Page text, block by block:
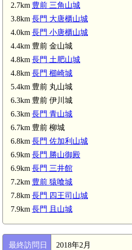
豊前 柳城(6.7km)
2.7km 豊前 三角山城
3.8km 長門 大唐櫃山城
4.0km 長門 小唐櫃山城
4.4km 豊前 金山城
4.8km 長門 土肥山城
4.8km 長門 櫛崎城
5.4km 豊前 丸山城
6.3km 豊前 伊川城
6.3km 長門 青山城
6.7km 豊前 柳城
6.8km 長門 佐加利山城
6.9km 長門 勝山御殿
6.9km 長門 三井館
7.2km 豊前 猿喰城
7.8km 長門 四王司山城
7.9km 長門 且山城
最終訪問日 2018年2月